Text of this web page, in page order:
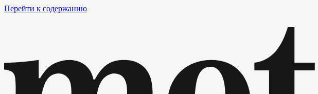
Перейти к содержанию